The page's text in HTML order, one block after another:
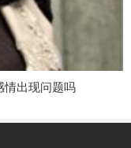
情出现问题吗